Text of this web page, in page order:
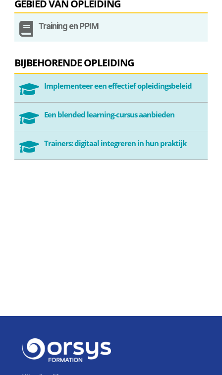
GEBIED VAN OPLEIDING
 Training en PPIM
BIJBEHORENDE OPLEIDING
 Implementeer een effectief opleidingsbeleid
 Een blended learning-cursus aanbieden
 Trainers: digitaal integreren in hun praktijk